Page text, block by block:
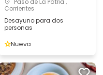
Paso de La Patria ,
Corrientes
Desayuno para dos
personas
Nueva